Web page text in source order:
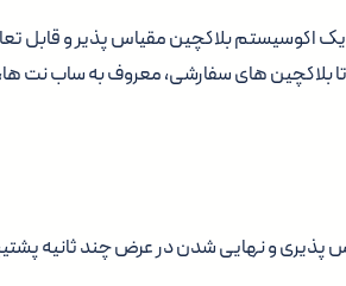
شد، بر ایجاد یک اکوسیستم بلاکچین مقیاس پذیر و
بلاکچین های سفارشی، معروف به ساب نت ها،
پذیری و نهایی شدن در عرض چند ثانیه